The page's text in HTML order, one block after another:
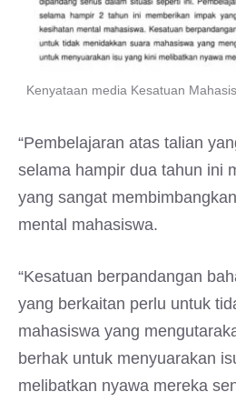
Kenyataan media Kesatuan
“Pembelajaran atas talian
selama hampir dua tahun ini
yang sangat
mental mahasiswa.
“Kesatuan berpandangan
yang berkaitan perlu untuk
mahasiswa yang
berhak untuk menyuarakan
melibatkan nyawa mereka